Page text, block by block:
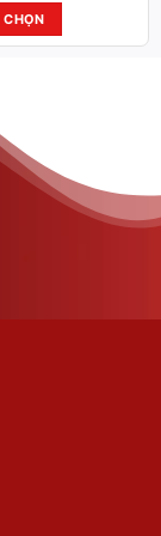
CHỌN
Sản
nhiều
biến
thể.